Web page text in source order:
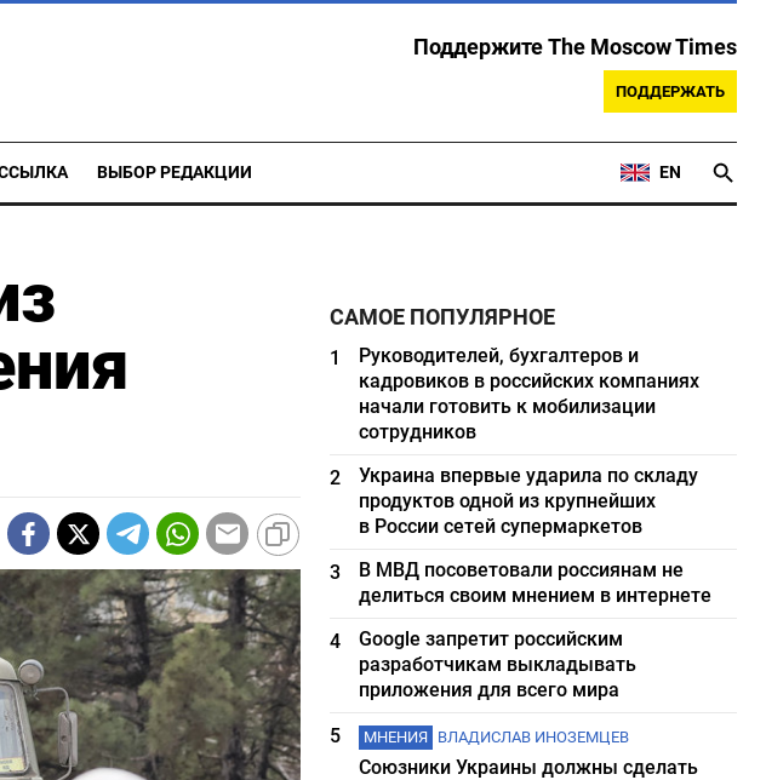
Поддержите The Moscow Times
ПОДДЕРЖАТЬ
ВЫБОР РЕДАКЦИИ EN
САМОЕ ПОПУЛЯРНОЕ
1
Руководителей, бухгалтеров и
кадровиков в российских компаниях
начали готовить к мобилизации
сотрудников
2
Украина впервые ударила по складу
продуктов одной из крупнейших
в России сетей супермаркетов
3
В МВД посоветовали россиянам не
делиться своим мнением в интернете
4
Google запретит российским
разработчикам выкладывать
приложения для всего мира
5
МНЕНИЯ ВЛАДИСЛАВ ИНОЗЕМЦЕВ
Союзники Украины должны сделать